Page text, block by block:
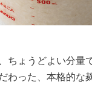
ちょうどよい分量
わった、本格的な